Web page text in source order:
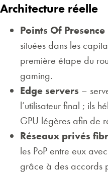
Architecture réelle
Points Of Presence
situées dans les
première étape du
gaming.
Edge servers –
l’utilisateur final ; ils
GPU légères afin de
Réseaux privés
les PoP entre eux
grâce à des accords